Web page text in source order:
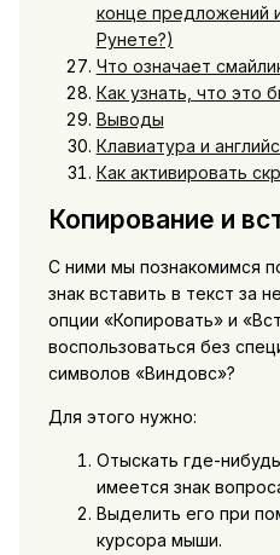
конце предложений
Рунете?)
Что означает
Как узнать, что это
Выводы
Клавиатура и
Как активировать
Копирование и
С ними мы познакомимся
знак вставить в текст за
опции «Копировать» и
воспользоваться без
символов «Виндовс»?
Для этого нужно:
Отыскать где-
имеется знак
Выделить его при
курсора мыши.